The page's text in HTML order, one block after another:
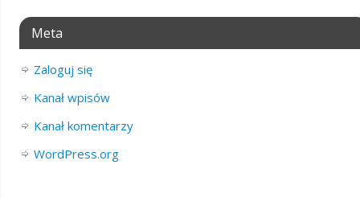
Meta
Zaloguj się
Kanał wpisów
Kanał komentarzy
WordPress.org